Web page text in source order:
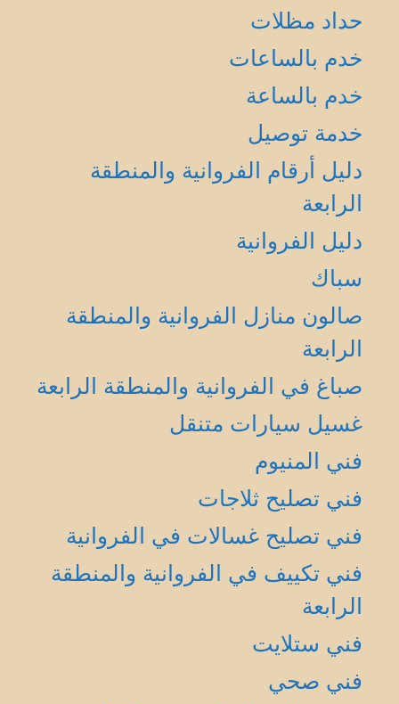
حداد مظلات
خدم بالساعات
خدم بالساعة
خدمة توصيل
دليل أرقام الفروانية والمنطقة
الرابعة
دليل الفروانية
سباك
صالون منازل الفروانية والمنطقة
الرابعة
صباغ في الفروانية والمنطقة الرابعة
غسيل سيارات متنقل
فني المنيوم
فني تصليح ثلاجات
فني تصليح غسالات في الفروانية
فني تكييف في الفروانية والمنطقة
الرابعة
فني ستلايت
فني صحي